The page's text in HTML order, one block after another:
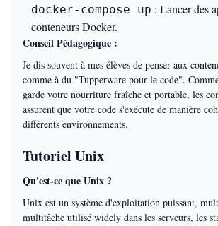
docker-compose up : Lancer des
conteneurs Docker.
Conseil Pédagogique :
Je dis souvent à mes élèves de penser aux
comme à du "Tupperware pour le code".
garde votre nourriture fraîche et portable, les
assurent que votre code s'exécute de manière
différents environnements.
Tutoriel Unix
Qu'est-ce que Unix ?
Unix est un système d'exploitation puissant,
multitâche utilisé widely dans les serveurs, les